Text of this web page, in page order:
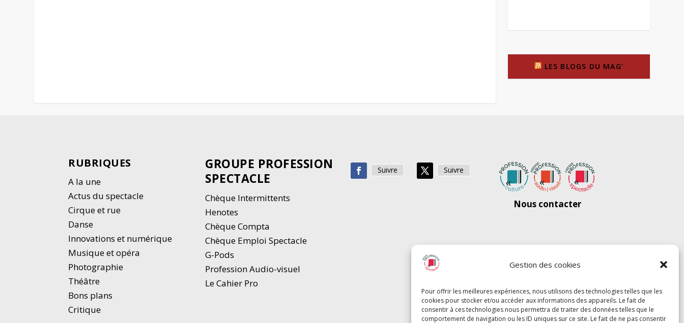
Gestion des cookies
Pour offrir les meilleures expériences, nous utilisons des technologies telles que les
cookies pour stocker et/ou accéder aux informations des appareils. Le fait de
consentir à ces technologies nous permettra de traiter des données telles que le
comportement de navigation ou les ID uniques sur ce site. Le fait de ne pas consentir
LES BLOGS DU MAG’
RUBRIQUES
A la une
Actus du spectacle
Cirque et rue
Danse
Innovations et numérique
Musique et opéra
Photographie
Théâtre
Bons plans
Critique
GROUPE PROFESSION
SPECTACLE
Chèque Intermittents
Henotes
Chèque Compta
Chèque Emploi Spectacle
G-Pods
Profession Audio-visuel
Le Cahier Pro
Suivre Suivre
Nous contacter